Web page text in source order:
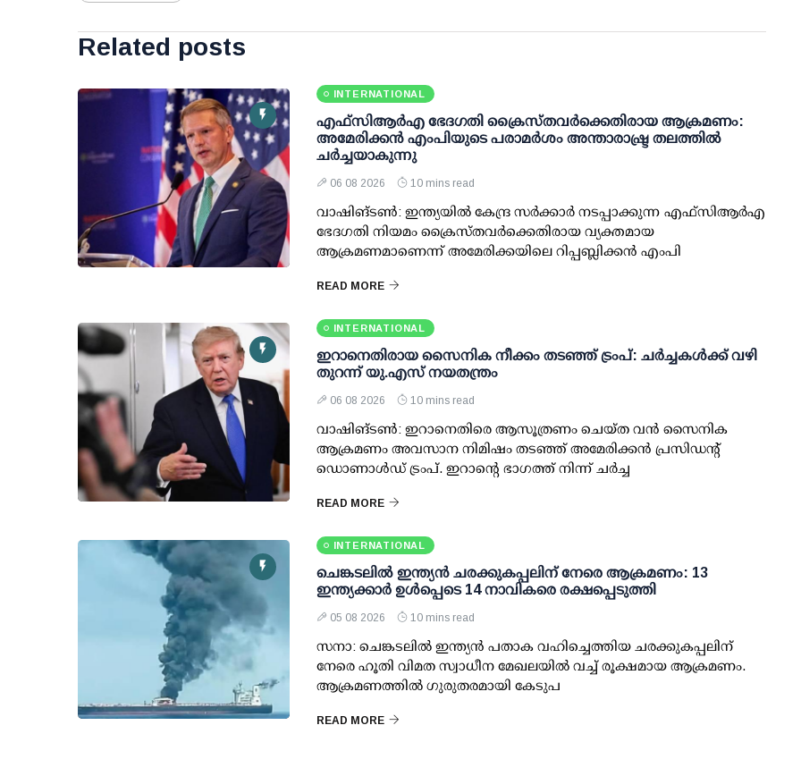
Related posts
INTERNATIONAL
എഫ്‌സി‌ആര്‍‌എ ഭേദഗതി ക്രൈസ്തവർക്കെതിരായ ആക്രമണം:
അമേരിക്കൻ എംപിയുടെ പരാമർശം അന്താരാഷ്ട്ര തലത്തിൽ
ചർച്ചയാകുന്നു
06 08 2026 10 mins read
വാഷിങ്ടൺ: ഇന്ത്യയിൽ കേന്ദ്ര സർക്കാർ നടപ്പാക്കുന്ന എഫ്സിആർഎ
ഭേദഗതി നിയമം ക്രൈസ്തവർക്കെതിരായ വ്യക്തമായ
ആക്രമണമാണെന്ന് അമേരിക്കയിലെ റിപ്പബ്ലിക്കൻ എംപി
READ MORE
INTERNATIONAL
ഇറാനെതിരായ സൈനിക നീക്കം തടഞ്ഞ് ട്രംപ്: ചര്‍ച്ചകള്‍ക്ക് വഴി
തുറന്ന് യു.എസ് നയതന്ത്രം
06 08 2026 10 mins read
വാഷിങ്ടണ്‍: ഇറാനെതിരെ ആസൂത്രണം ചെയ്ത വന്‍ സൈനിക
ആക്രമണം അവസാന നിമിഷം തടഞ്ഞ് അമേരിക്കന്‍ പ്രസിഡന്റ്
ഡൊണാള്‍ഡ് ട്രംപ്. ഇറാന്റെ ഭാഗത്ത് നിന്ന് ചര്‍ച്ച
READ MORE
INTERNATIONAL
ചെങ്കടലില്‍ ഇന്ത്യന്‍ ചരക്കുകപ്പലിന് നേരെ ആക്രമണം: 13
ഇന്ത്യക്കാര്‍ ഉള്‍പ്പെടെ 14 നാവികരെ രക്ഷപ്പെടുത്തി
05 08 2026 10 mins read
സനാ: ചെങ്കടലില്‍ ഇന്ത്യന്‍ പതാക വഹിച്ചെത്തിയ ചരക്കുകപ്പലിന്
നേരെ ഹൂതി വിമത സ്വാധീന മേഖലയില്‍ വച്ച് രൂക്ഷമായ ആക്രമണം.
ആക്രമണത്തില്‍ ഗുരുതരമായി കേടുപ
READ MORE